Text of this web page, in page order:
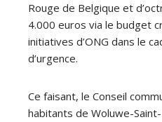
Rouge de Belgique et
4.000 euros via le budget
initiatives d’ONG dans le
d’urgence.
Ce faisant, le Conseil
habitants de Woluwe-